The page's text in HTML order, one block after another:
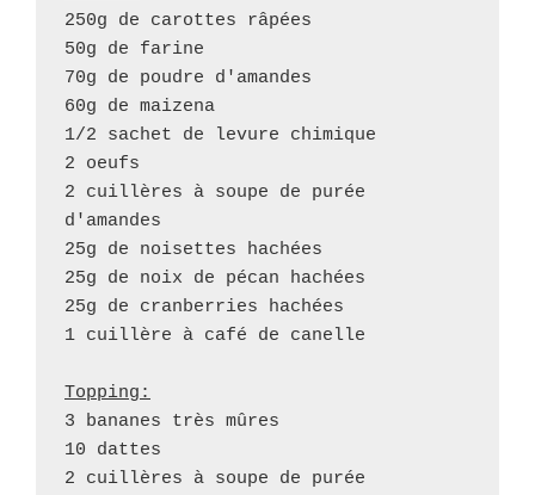
250g de carottes râpées
50g de farine
70g de poudre d'amandes
60g de maizena
1/2 sachet de levure chimique
2 oeufs
2 cuillères à soupe de purée
d'amandes
25g de noisettes hachées
25g de noix de pécan hachées
25g de cranberries hachées
1 cuillère à café de canelle
Topping:
3 bananes très mûres
10 dattes
2 cuillères à soupe de purée